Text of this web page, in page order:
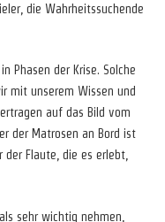
die Wahrheitssuchende
Phasen der Krise. Solche
mit unserem Wissen und
auf das Bild vom
der Matrosen an Bord ist
der Flaute, die es erlebt,
sehr wichtig nehmen,